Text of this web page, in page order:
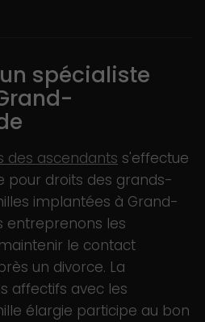
spécialiste
des ascendants s'effectue
pour droits des grands-
implantées à Grand-
entreprenons les
le contact
un divorce. La
affectifs avec les
élargie participe au bon